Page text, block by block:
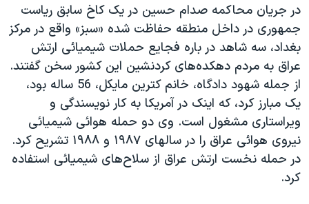
تریبونال مردمی آبان ۹۸
دادگاه حمید نوری
چهل سال گروگان‌گیری
قانون شفافیت دارائی کادر رهبری ایران
اعتراضات مردمی آبان ۹۸
اسرائیل در جنگ
نرگس محمدی برنده جایزه نوبل صلح
در جريان محاکمه صدام حسين در يک کاخ سابق رياست
جمهوری در داخل منطقه حفاظت شده «سبز» واقع در مرکز
بغداد، سه شاهد در باره فجايع حملات شيميائی ارتش
عراق به مردم دهکده‌های کردنشين اين کشور سخن گفتند.
از جمله شهود دادگاه، خانم کترين مايکل، 56 ساله بود،
يک مبارز کرد، که اينک در آمريکا به کار نويسندگی و
ويراستاری مشغول است. وی دو حمله هوائی شيميائی
نيروی هوائی عراق را در سالهای ۱۹۸۷ و ۱۹۸۸ تشريح کرد.
در حمله نخست ارتش عراق از سلاح‌های شيميائی استفاده
کرد.